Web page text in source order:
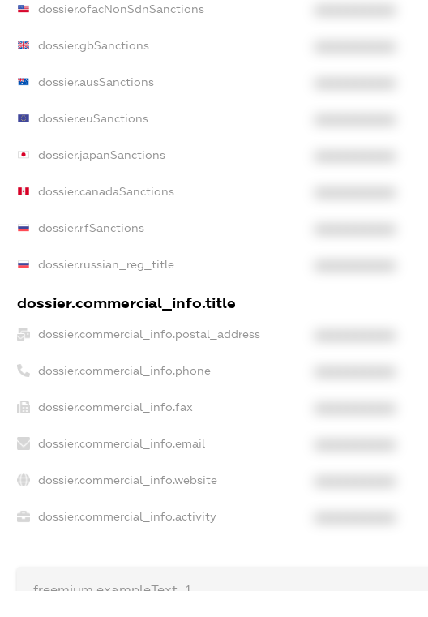
dossier.ofacNonSdnSanctions
dossier.gbSanctions
dossier.ausSanctions
dossier.euSanctions
dossier.japanSanctions
dossier.canadaSanctions
dossier.rfSanctions
dossier.russian_reg_title
dossier.commercial_info.title
dossier.commercial_info.postal_address
dossier.commercial_info.phone
dossier.commercial_info.fax
dossier.commercial_info.email
dossier.commercial_info.website
dossier.commercial_info.activity
freemium.exampleText_1